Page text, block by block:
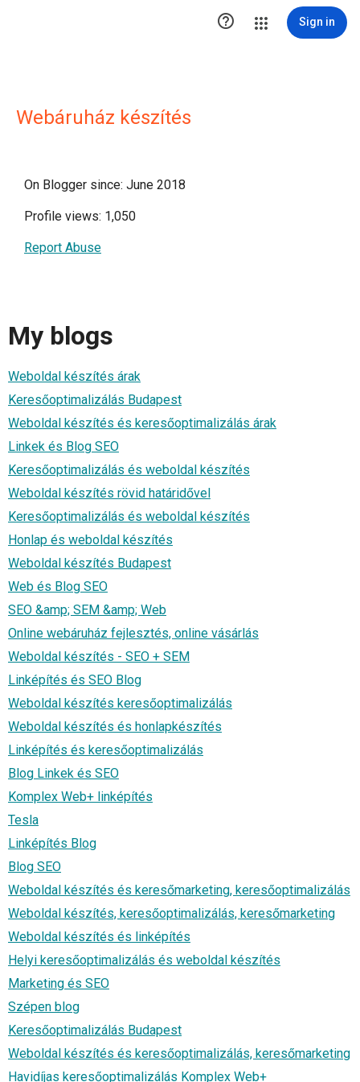
 Sign in
Webáruház készítés
On Blogger since: June 2018
Profile views: 1,050
Report Abuse
My blogs
Weboldal készítés árak
Keresőoptimalizálás Budapest
Weboldal készítés és keresőoptimalizálás árak
Linkek és Blog SEO
Keresőoptimalizálás és weboldal készítés
Weboldal készítés rövid határidővel
Keresőoptimalizálás és weboldal készítés
Honlap és weboldal készítés
Weboldal készítés Budapest
Web és Blog SEO
SEO &amp; SEM &amp; Web
Online webáruház fejlesztés, online vásárlás
Weboldal készítés - SEO + SEM
Linképítés és SEO Blog
Weboldal készítés keresőoptimalizálás
Weboldal készítés és honlapkészítés
Linképítés és keresőoptimalizálás
Blog Linkek és SEO
Komplex Web+ linképítés
Tesla
Linképítés Blog
Blog SEO
Weboldal készítés és keresőmarketing, keresőoptimalizálás
Weboldal készítés, keresőoptimalizálás, keresőmarketing
Weboldal készítés és linképítés
Helyi keresőoptimalizálás és weboldal készítés
Marketing és SEO
Szépen blog
Keresőoptimalizálás Budapest
Weboldal készítés és keresőoptimalizálás, keresőmarketing
Havidíjas keresőoptimalizálás Komplex Web+